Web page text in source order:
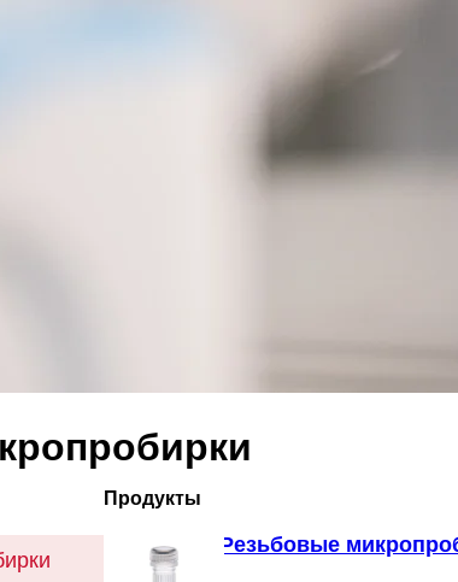
Продукты
Резьбовые